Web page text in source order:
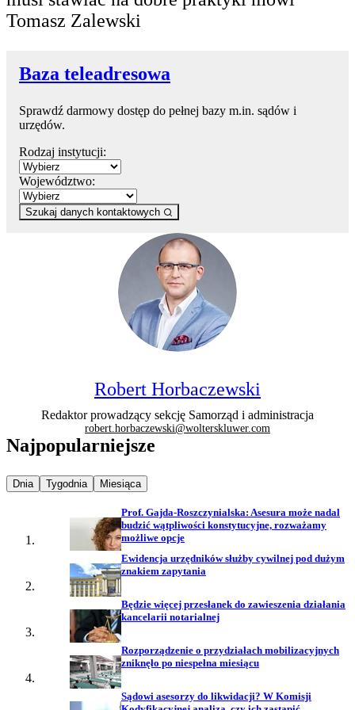
Tomasz Zalewski
Baza teleadresowa
Sprawdź darmowy dostęp do pełnej bazy m.in. sądów i
urzędów.
Rodzaj instytucji:
Województwo:
Szukaj danych kontaktowych
Robert Horbaczewski
Redaktor prowadzący sekcję Samorząd i administracja
robert.horbaczewski@wolterskluwer.com
Najpopularniejsze
Najpopularniejsze wiadomości z
Dnia Najpopularniejsze wiadomości z
Tygodnia Najpopularniejsze wiadomości z
Miesiąca
Prof. Gajda-Roszczynialska: Asesura może nadal
budzić wątpliwości konstytucyjne, rozważamy
możliwe opcje
Ewidencja urzędników służby cywilnej pod dużym
znakiem zapytania
Będzie więcej przesłanek do zawieszenia działania
kancelarii notarialnej
Rozporządzenie o przydziałach mobilizacyjnych
zniknęło po niespełna miesiącu
Sądowi asesorzy do likwidacji? W Komisji